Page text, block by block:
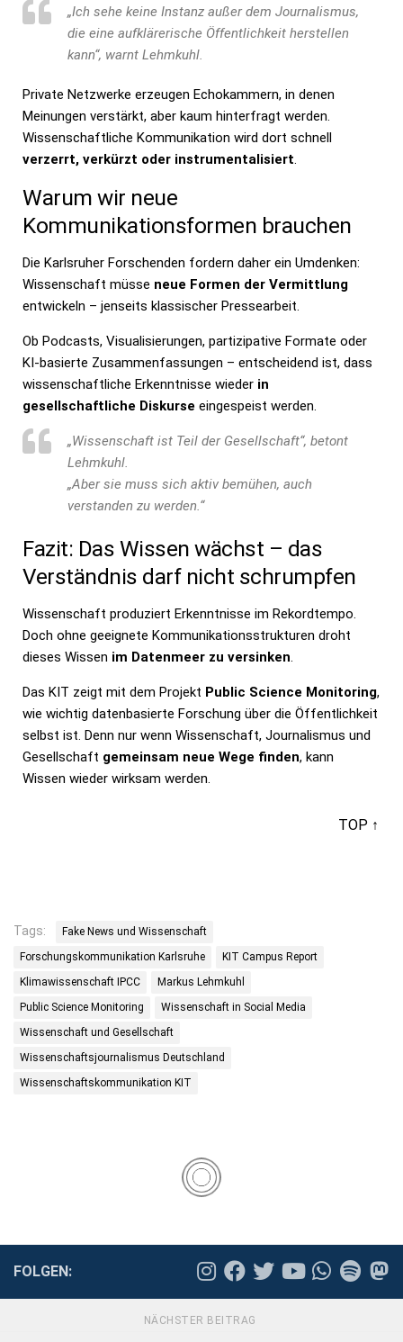
„Ich sehe keine Instanz außer dem Journalismus,
die eine aufklärerische Öffentlichkeit herstellen
kann“, warnt Lehmkuhl.
Private Netzwerke erzeugen Echokammern, in denen
Meinungen verstärkt, aber kaum hinterfragt werden.
Wissenschaftliche Kommunikation wird dort schnell
verzerrt, verkürzt oder instrumentalisiert.
Warum wir neue
Kommunikationsformen brauchen
Die Karlsruher Forschenden fordern daher ein Umdenken:
Wissenschaft müsse neue Formen der Vermittlung
entwickeln – jenseits klassischer Pressearbeit.
Ob Podcasts, Visualisierungen, partizipative Formate oder
KI-basierte Zusammenfassungen – entscheidend ist, dass
wissenschaftliche Erkenntnisse wieder in
gesellschaftliche Diskurse eingespeist werden.
„Wissenschaft ist Teil der Gesellschaft“, betont
Lehmkuhl.
„Aber sie muss sich aktiv bemühen, auch
verstanden zu werden.“
Fazit: Das Wissen wächst – das
Verständnis darf nicht schrumpfen
Wissenschaft produziert Erkenntnisse im Rekordtempo.
Doch ohne geeignete Kommunikationsstrukturen droht
dieses Wissen im Datenmeer zu versinken.
Das KIT zeigt mit dem Projekt Public Science Monitoring,
wie wichtig datenbasierte Forschung über die Öffentlichkeit
selbst ist. Denn nur wenn Wissenschaft, Journalismus und
Gesellschaft gemeinsam neue Wege finden, kann
Wissen wieder wirksam werden.
TOP ↑
Tags:
Fake News und Wissenschaft
Forschungskommunikation Karlsruhe
KIT Campus Report
Klimawissenschaft IPCC
Markus Lehmkuhl
Public Science Monitoring
Wissenschaft in Social Media
Wissenschaft und Gesellschaft
Wissenschaftsjournalismus Deutschland
Wissenschaftskommunikation KIT
FOLGEN:
NÄCHSTER BEITRAG